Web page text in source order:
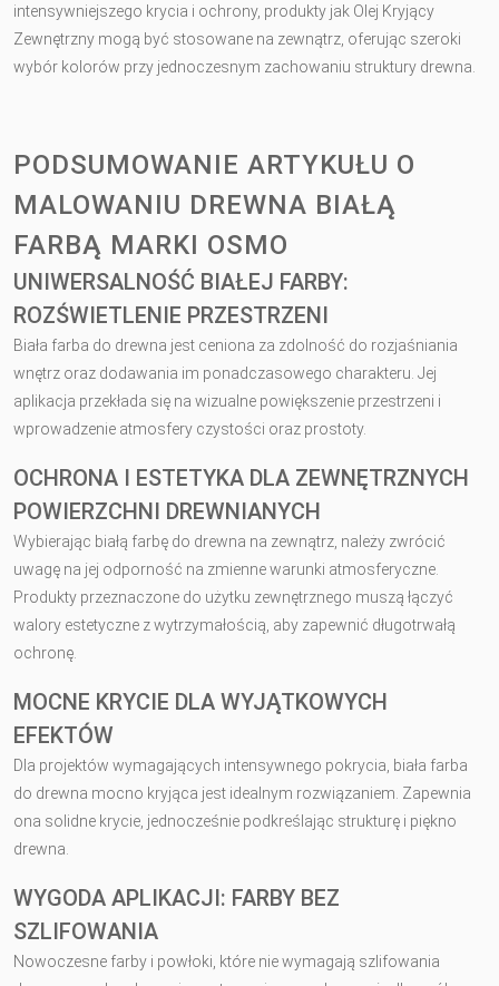
intensywniejszego krycia i ochrony, produkty jak Olej Kryjący
Zewnętrzny mogą być stosowane na zewnątrz, oferując szeroki
wybór kolorów przy jednoczesnym zachowaniu struktury drewna.
PODSUMOWANIE ARTYKUŁU O
MALOWANIU DREWNA BIAŁĄ
FARBĄ MARKI OSMO
UNIWERSALNOŚĆ BIAŁEJ FARBY:
ROZŚWIETLENIE PRZESTRZENI
Biała farba do drewna jest ceniona za zdolność do rozjaśniania
wnętrz oraz dodawania im ponadczasowego charakteru. Jej
aplikacja przekłada się na wizualne powiększenie przestrzeni i
wprowadzenie atmosfery czystości oraz prostoty.
OCHRONA I ESTETYKA DLA ZEWNĘTRZNYCH
POWIERZCHNI DREWNIANYCH
Wybierając białą farbę do drewna na zewnątrz, należy zwrócić
uwagę na jej odporność na zmienne warunki atmosferyczne.
Produkty przeznaczone do użytku zewnętrznego muszą łączyć
walory estetyczne z wytrzymałością, aby zapewnić długotrwałą
ochronę.
MOCNE KRYCIE DLA WYJĄTKOWYCH
EFEKTÓW
Dla projektów wymagających intensywnego pokrycia, biała farba
do drewna mocno kryjąca jest idealnym rozwiązaniem. Zapewnia
ona solidne krycie, jednocześnie podkreślając strukturę i piękno
drewna.
WYGODA APLIKACJI: FARBY BEZ
SZLIFOWANIA
Nowoczesne farby i powłoki, które nie wymagają szlifowania